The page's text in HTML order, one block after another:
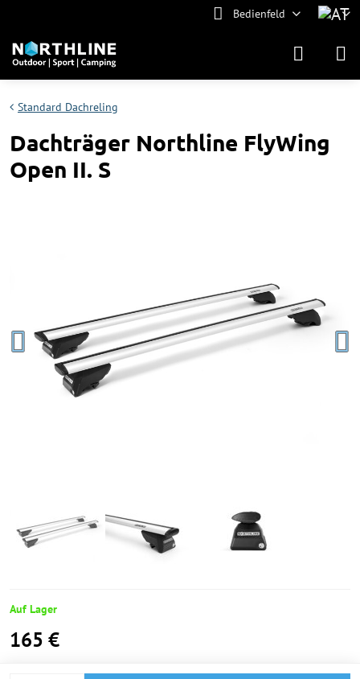
Bedienfeld
Standard Dachreling
Dachträger Northline FlyWing
Open II. S
Auf Lager
165 €